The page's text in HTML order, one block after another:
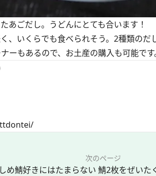
あごだし。うどんにとても合います！
、いくらでも食べられそう。2種類のだ
もあるので、お土産の購入も可能です
次のページ
しめ鯖好きにはたまらない 鯖2枚をぜいた